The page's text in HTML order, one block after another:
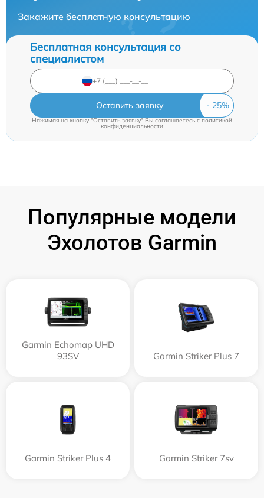
Закажите бесплатную консультацию
Бесплатная консультация со
специалистом
Оставить заявку
Нажимая на кнопку "Оставить заявку" Вы соглашаетесь cполитикой
конфиденциальности
Популярные модели
Эхолотов Garmin
Garmin Echomap UHD
93SV
Garmin Striker Plus 7
Garmin Striker Plus 4 Garmin Striker 7sv